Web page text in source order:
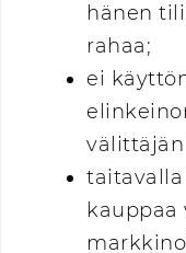
hänen
rahaa;
ei
välittäjän
taitavalla
kauppaa